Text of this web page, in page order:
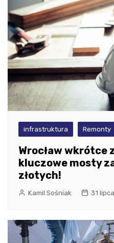
infrastruktura Remonty
Wrocław wkrótce
kluczowe mosty
złotych!
Kamil Sośniak 31